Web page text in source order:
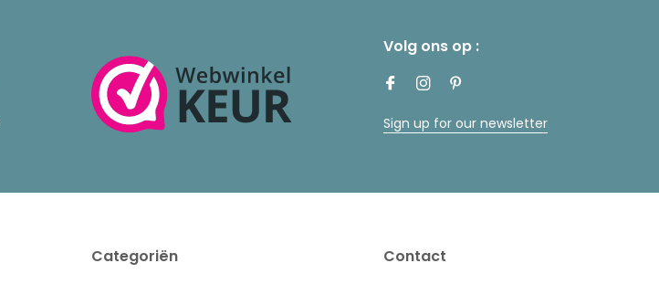
Volg ons op :
Sign up for our newsletter
Categoriën Contact